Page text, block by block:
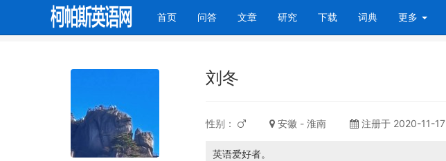
首页(current)
问答 文章 研究 下载 词典 更多
刘冬
性别： 安徽 - 淮南 注册于 2020-11-17
英语爱好者。